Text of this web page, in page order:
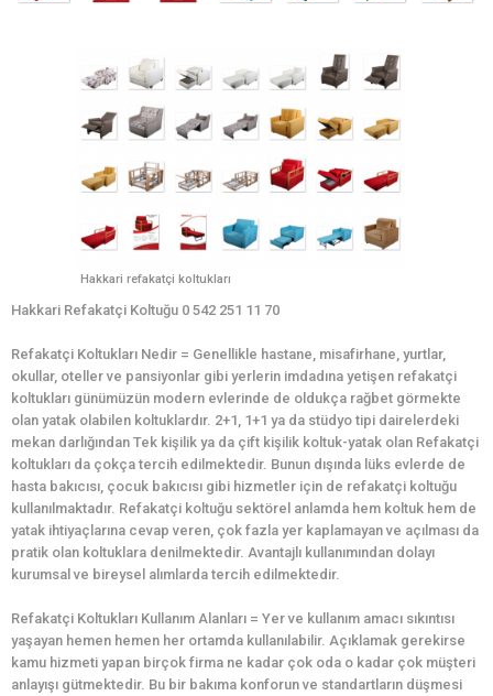
Hakkari refakatçi koltukları
Hakkari Refakatçi Koltuğu 0 542 251 11 70
Refakatçi Koltukları Nedir = Genellikle hastane, misafirhane, yurtlar,
okullar, oteller ve pansiyonlar gibi yerlerin imdadına yetişen refakatçi
koltukları günümüzün modern evlerinde de oldukça rağbet görmekte
olan yatak olabilen koltuklardır. 2+1, 1+1 ya da stüdyo tipi dairelerdeki
mekan darlığından Tek kişilik ya da çift kişilik koltuk-yatak olan Refakatçi
koltukları da çokça tercih edilmektedir. Bunun dışında lüks evlerde de
hasta bakıcısı, çocuk bakıcısı gibi hizmetler için de refakatçi koltuğu
kullanılmaktadır. Refakatçi koltuğu sektörel anlamda hem koltuk hem de
yatak ihtiyaçlarına cevap veren, çok fazla yer kaplamayan ve açılması da
pratik olan koltuklara denilmektedir. Avantajlı kullanımından dolayı
kurumsal ve bireysel alımlarda tercih edilmektedir.
Refakatçi Koltukları Kullanım Alanları = Yer ve kullanım amacı sıkıntısı
yaşayan hemen hemen her ortamda kullanılabilir. Açıklamak gerekirse
kamu hizmeti yapan birçok firma ne kadar çok oda o kadar çok müşteri
anlayışı gütmektedir. Bu bir bakıma konforun ve standartların düşmesi